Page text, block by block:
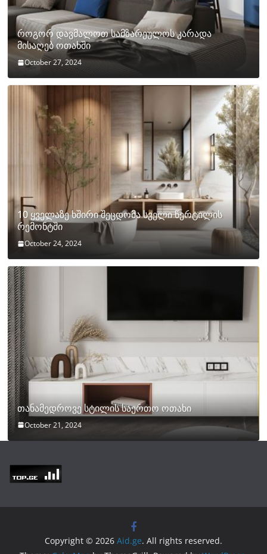
როგორ დავმალოთ სამზარეულოს კარადა
მისაღებ ოთახში
October 27, 2024
10 ყველაზე ხშირი შეცდომა სველი წერტილის
რემონტში
October 24, 2024
თანამედროვე სტილის საერთო ოთახი
October 21, 2024
Copyright © 2026 Aid.ge. All rights reserved.